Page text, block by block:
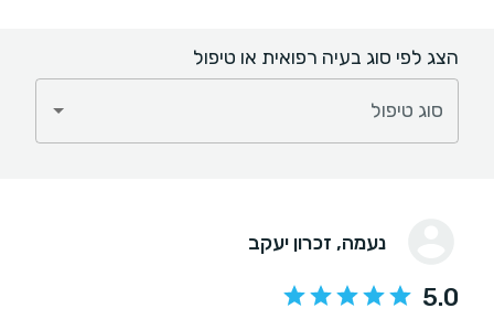
הצג לפי סוג בעיה רפואית או טיפול
סוג טיפול
נעמה, זכרון יעקב
5.0